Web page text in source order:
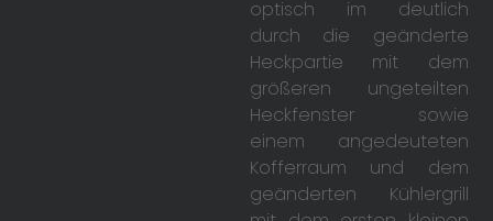
optisch im deutlich
durch die geänderte
Heckpartie mit dem
größeren ungeteilten
Heckfenster sowie
einem angedeuteten
Kofferraum und dem
geänderten Kühlergrill